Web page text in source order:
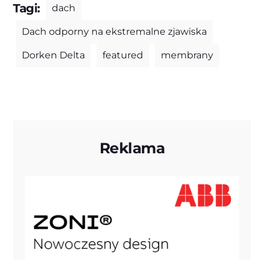
Tagi: dach
Dach odporny na ekstremalne zjawiska
Dorken Delta featured membrany
Reklama